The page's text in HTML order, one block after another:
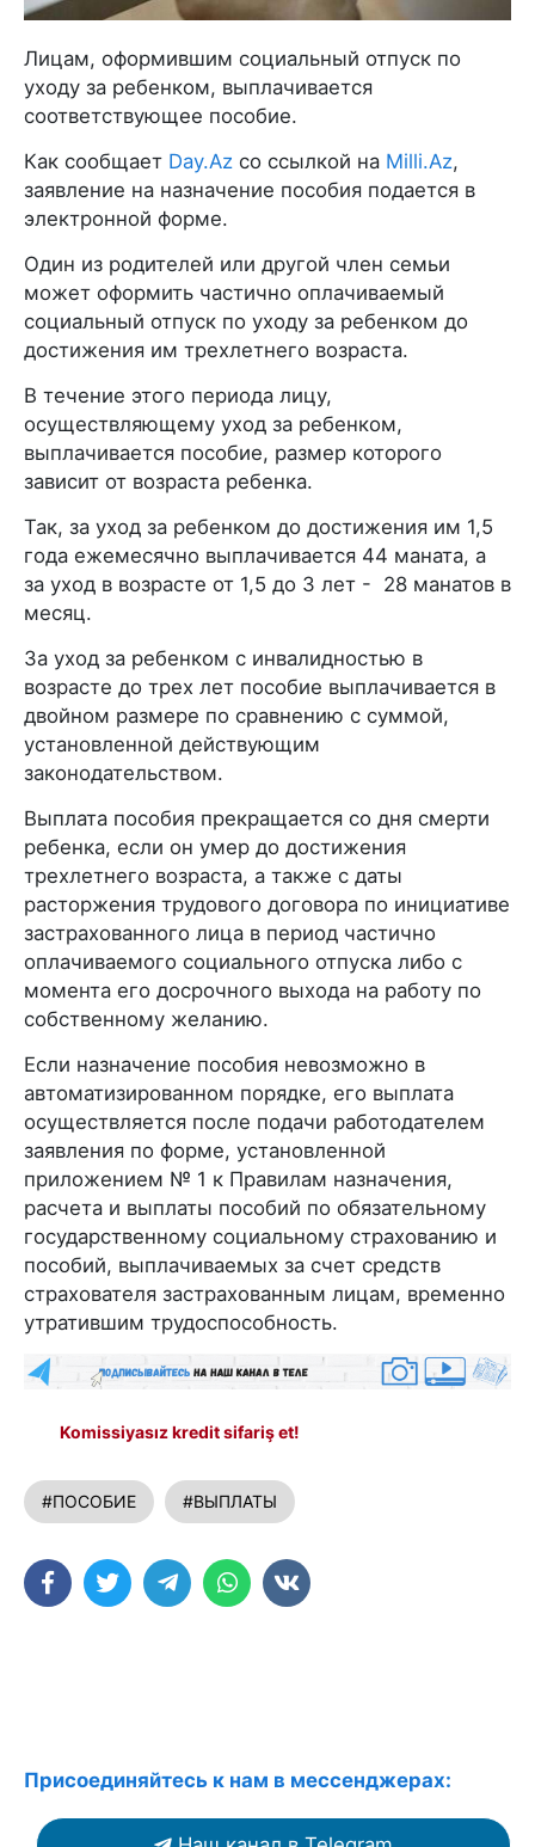
Лицам, оформившим социальный отпуск по
уходу за ребенком, выплачивается
соответствующее пособие.
Как сообщает Day.Az со ссылкой на Milli.Az,
заявление на назначение пособия подается в
электронной форме.
Один из родителей или другой член семьи
может оформить частично оплачиваемый
социальный отпуск по уходу за ребенком до
достижения им трехлетнего возраста.
В течение этого периода лицу,
осуществляющему уход за ребенком,
выплачивается пособие, размер которого
зависит от возраста ребенка.
Так, за уход за ребенком до достижения им 1,5
года ежемесячно выплачивается 44 маната, а
за уход в возрасте от 1,5 до 3 лет - 28 манатов в
месяц.
За уход за ребенком с инвалидностью в
возрасте до трех лет пособие выплачивается в
двойном размере по сравнению с суммой,
установленной действующим
законодательством.
Выплата пособия прекращается со дня смерти
ребенка, если он умер до достижения
трехлетнего возраста, а также с даты
расторжения трудового договора по инициативе
застрахованного лица в период частично
оплачиваемого социального отпуска либо с
момента его досрочного выхода на работу по
собственному желанию.
Если назначение пособия невозможно в
автоматизированном порядке, его выплата
осуществляется после подачи работодателем
заявления по форме, установленной
приложением № 1 к Правилам назначения,
расчета и выплаты пособий по обязательному
государственному социальному страхованию и
пособий, выплачиваемых за счет средств
страхователя застрахованным лицам, временно
утратившим трудоспособность.
Komissiyasız kredit sifariş et!
#ПОСОБИЕ #ВЫПЛАТЫ
Присоединяйтесь к нам в мессенджерах: